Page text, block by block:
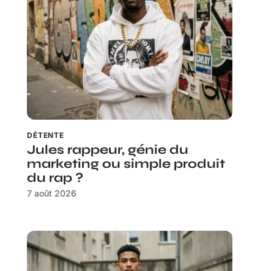
DÉTENTE
Jules rappeur, génie du
marketing ou simple produit
du rap ?
7 août 2026